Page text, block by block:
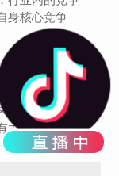
身核心竞争
增长是多方面
设的不断推
加广阔的发
力的支撑。